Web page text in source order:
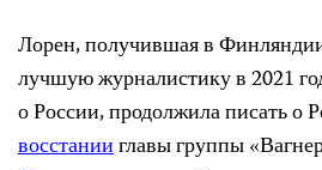
Лорен, получившая в
лучшую журналистику в 2021
о России, продолжила писать о
восстанииглавы группы